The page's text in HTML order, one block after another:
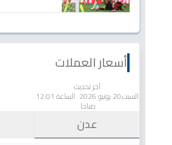
أسعار العملات
آخر تحديث
السبت,20 يونيو 2026 الساعة 12:01
صباحا
عدن